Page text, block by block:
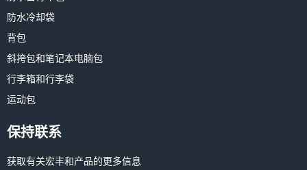
防水冷却袋
背包
斜挎包和笔记本电脑包
行李箱和行李袋
运动包
保持联系
获取有关宏丰和产品的更多信息